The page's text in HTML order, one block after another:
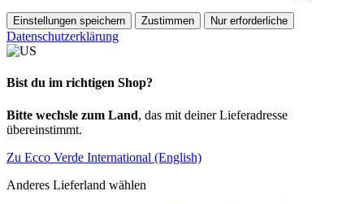
Einstellungen speichern Zustimmen Nur erforderliche
Datenschutzerklärung
Bist du im richtigen Shop?
Bitte wechsle zum Land, das mit deiner Lieferadresse
übereinstimmt.
Zu Ecco Verde International (English)
Anderes Lieferland wählen